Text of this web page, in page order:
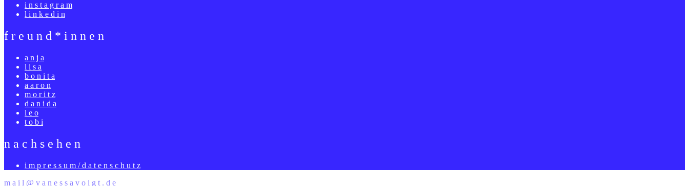
i n s t a g r a m
l i n k e d i n
f r e u n d * i n n e n
a n j a
l i s a
b o n i t a
a a r o n
m o r i t z
d a n i d a
l e o
t o b i
n a c h s e h e n
i m p r e s s u m / d a t e n s c h u t z
m a i l @ v a n e s s a v o i g t . d e